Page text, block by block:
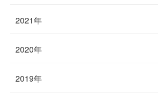
2021年
2020年
2019年